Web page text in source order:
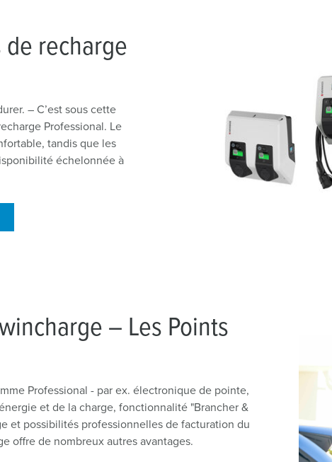
de recharge
– C’est sous cette
Professional. Le
tandis que les
échelonnée à
– Les Points
Professional - par ex. électronique de pointe,
et de la charge, fonctionnalité "Brancher &
et possibilités professionnelles de facturation du
offre de nombreux autres avantages.